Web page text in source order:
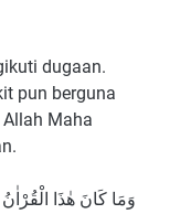
dugaan.
pun berguna
Maha
وَمَا كَانَ هٰذَا